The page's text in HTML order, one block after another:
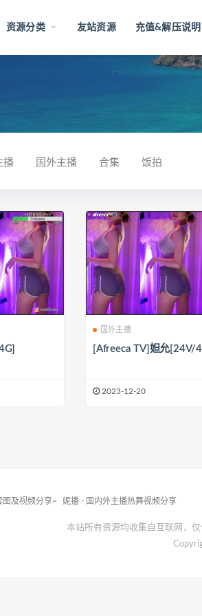
资源分类 友站资源 充值&解压说明
播 国外主播 合集 饭拍
国外主播
[Afreeca TV]妲允[24V/
2023-12-20
图及视频分享~ 妮播 - 国内外主播热舞视频分享
本站所有资源均收集自互联网，